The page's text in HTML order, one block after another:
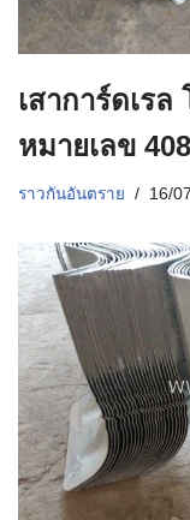
เสาการ์ดเร
หมายเลข
ราวกันอันตราย 16/